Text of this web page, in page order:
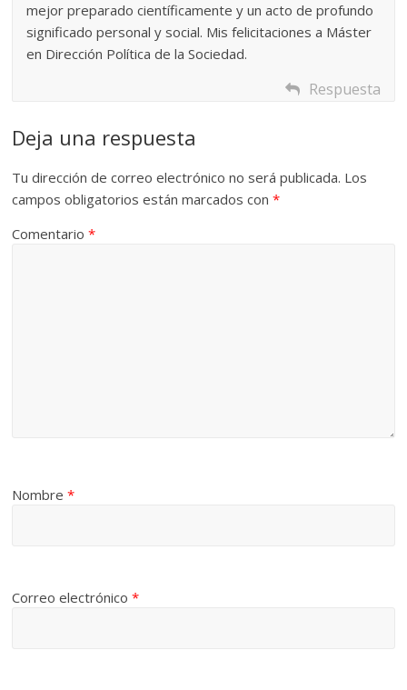
mejor preparado científicamente y un acto de profundo
significado personal y social. Mis felicitaciones a Máster
en Dirección Política de la Sociedad.
Respuesta
Deja una respuesta
Tu dirección de correo electrónico no será publicada. Los
campos obligatorios están marcados con*
Comentario*
Nombre*
Correo electrónico*